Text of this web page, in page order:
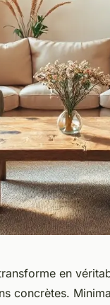
en
concrètes.